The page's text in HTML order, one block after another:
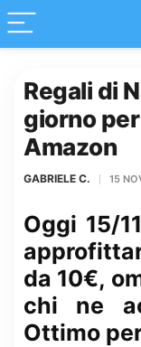
Regali di
giorno
Amazon
GABRIELE C. 15
Oggi 15/
da 10€,
chi ne
Ottimo